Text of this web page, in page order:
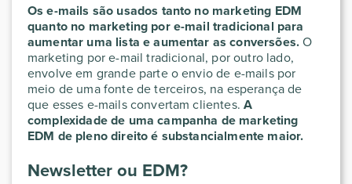
Os e-mails são usados tanto no marketing EDM
quanto no marketing por e-mail tradicional para
aumentar uma lista e aumentar as conversões.O
marketing por e-mail tradicional, por outro lado,
envolve em grande parte o envio de e-mails por
meio de uma fonte de terceiros, na esperança de
que esses e-mails convertam clientes. A
complexidade de uma campanha de marketing
EDM de pleno direito é substancialmente maior.
Newsletter ou EDM?